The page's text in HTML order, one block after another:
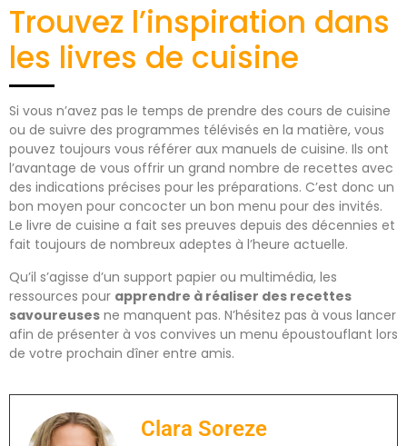
Trouvez l’inspiration dans
les livres de cuisine
Si vous n’avez pas le temps de prendre des cours de cuisine
ou de suivre des programmes télévisés en la matière, vous
pouvez toujours vous référer aux manuels de cuisine. Ils ont
l’avantage de vous offrir un grand nombre de recettes avec
des indications précises pour les préparations. C’est donc un
bon moyen pour concocter un bon menu pour des invités.
Le livre de cuisine a fait ses preuves depuis des décennies et
fait toujours de nombreux adeptes à l’heure actuelle.
Qu’il s’agisse d’un support papier ou multimédia, les
ressources pour apprendre à réaliser des recettes
savoureuses ne manquent pas. N’hésitez pas à vous lancer
afin de présenter à vos convives un menu époustouflant lors
de votre prochain dîner entre amis.
Clara Soreze